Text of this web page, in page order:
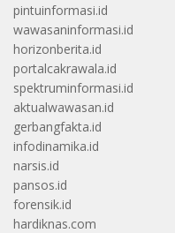
pintuinformasi.id
wawasaninformasi.id
horizonberita.id
portalcakrawala.id
spektruminformasi.id
aktualwawasan.id
gerbangfakta.id
infodinamika.id
narsis.id
pansos.id
forensik.id
hardiknas.com